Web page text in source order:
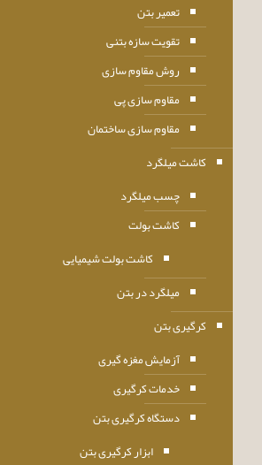
تعمیر بتن
تقویت سازه بتنی
روش مقاوم سازی
مقاوم سازی پی
مقاوم سازی ساختمان
کاشت میلگرد
چسب میلگرد
کاشت بولت
کاشت بولت شیمیایی
میلگرد در بتن
کرگیری بتن
آزمایش مغزه گیری
خدمات کرگیری
دستگاه کرگیری بتن
ابزار کرگیری بتن